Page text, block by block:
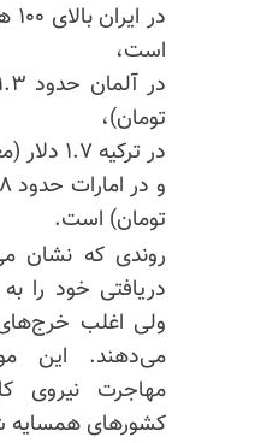
است،
تومان)،
در ترکیه ۱.۷ دلار (معادل ۸۰ هزار تومان)
تومان) است.
روندی که نشان
دریافتی خود را
ولی اغلب خرج‌های
می‌دهند. این
مهاجرت نیروی
کشور‌های